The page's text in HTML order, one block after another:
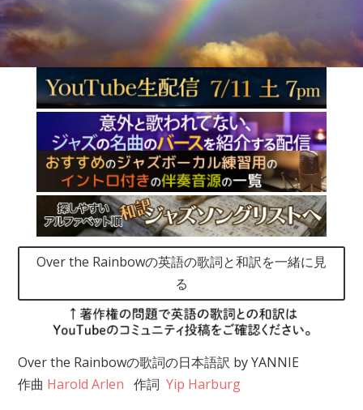
Over the Rainbowの英語の歌詞と和訳を一緒に見
る
Over the Rainbowの歌詞の日本語訳 by YANNIE
作曲 Harold Arlen 作詞 Yip Harburg